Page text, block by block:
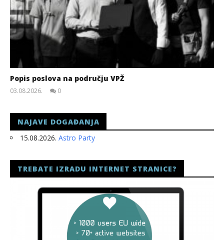
Popis poslova na području VPŽ
03.08.2026.
0
NAJAVE DOGAĐANJA
15.08.2026. Astro Party
TREBATE IZRADU INTERNET STRANICE?